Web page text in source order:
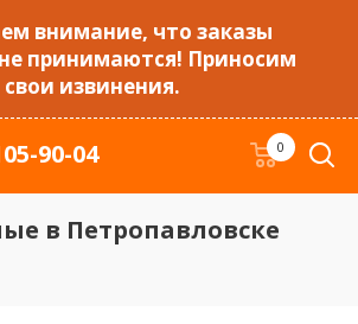
внимание, что заказы
принимаются! Приносим
свои извинения.
90-04 0
в Петропавловске